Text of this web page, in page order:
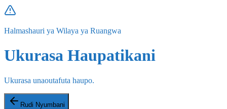
Halmashauri ya Wilaya ya Ruangwa
Ukurasa Haupatikani
Ukurasa unaoutafuta haupo.
Rudi Nyumbani